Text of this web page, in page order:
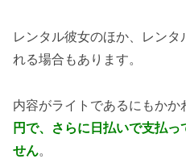
レンタル彼女のほか、レン
れる場合もあります。
内容がライトであるにもかか
円で、さらに日払いで支払
せん。